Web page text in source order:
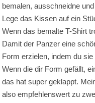
bemalen, ausschneidne
Lege das Kissen auf ein
Wenn das bemalte T-Shirt
Damit der Panzer eine
Form erzielen, indem du
Wenn die dir Form gefällt,
das hat super geklappt.
also empfehlenswert zu